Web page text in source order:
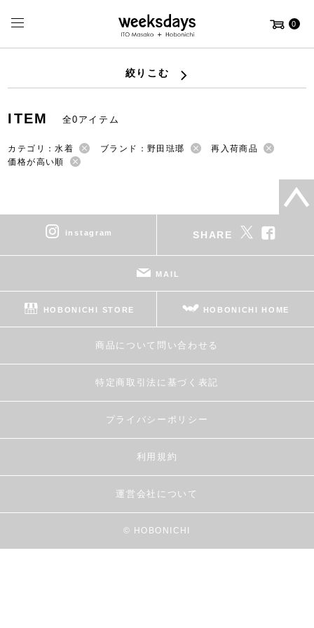
0
絞りこむ
ITEM 全0アイテム
カテゴリ：水着 ブランド：野田琺瑯
再入荷商品
価格が高い順
instagram SHARE
MAIL
HOBONICHI STORE HOBONICHI HOME
商品について問い合わせる
特定商取引法に基づく表記
プライバシーポリシー
利用規約
運営会社について
© HOBONICHI